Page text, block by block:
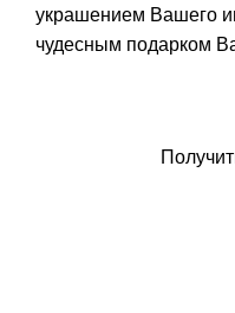
украшением Вашего
чудесным подарком